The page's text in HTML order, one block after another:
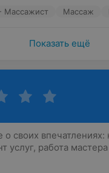
Массажист Массаж
Показать ещё